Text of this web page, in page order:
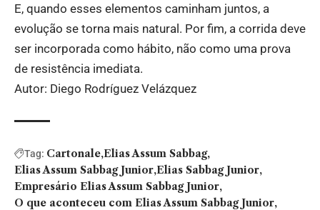
E, quando esses elementos caminham juntos, a
evolução se torna mais natural. Por fim, a corrida deve
ser incorporada como hábito, não como uma prova
de resistência imediata.
Autor: Diego Rodríguez Velázquez
Tag: Cartonale Elias Assum Sabbag
Elias Assum Sabbag Junior Elias Sabbag Junior
Empresário Elias Assum Sabbag Junior
O que aconteceu com Elias Assum Sabbag Junior